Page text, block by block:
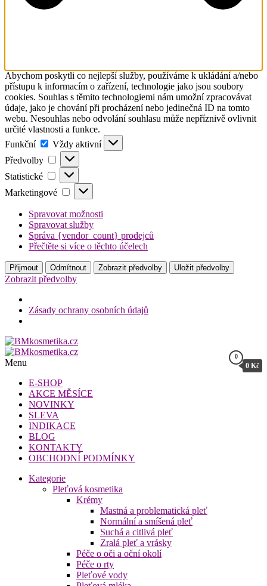
Abychom poskytli co nejlepší služby, používáme k ukládání a/nebo
přístupu k informacím o zařízení, technologie jako jsou soubory
cookies. Souhlas s těmito technologiemi nám umožní zpracovávat
údaje, jako je chování při procházení nebo jedinečná ID na tomto
webu. Nesouhlas nebo odvolání souhlasu může nepříznivě ovlivnit
určité vlastnosti a funkce.
Funkční
Funkční
Vždy aktivní
Předvolby
Předvolby
Statistické Statistické
Marketingové Marketingové
Spravovat možnosti
Spravovat služby
Správa {vendor_count} prodejců
Přečtěte si více o těchto účelech
Přijmout Odmítnout Zobrazit předvolby Uložit předvolby
Zobrazit předvolby
Zásady ochrany osobních údajů
Přeskočit
na
obsah
BMkosmetika.cz
0
0 Kč
Menu
E-SHOP
AKCE MĚSÍCE
NOVINKY
SLEVA
INDIKACE
BLOG
KONTAKTY
OBCHODNÍ PODMÍNKY
Kategorie
Pleťová kosmetika
Krémy
Mastná a problematická pleť
Normální a smíšená pleť
Suchá a citlivá pleť
Zralá pleť a vrásky
Péče o oči a oční okolí
Péče o rty
Pleťové vody